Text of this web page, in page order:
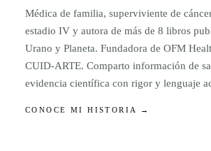
Médica de familia, superviviente de
estadio IV y autora de más de 8 libros
Urano y Planeta. Fundadora de OFM
CUID-ARTE. Comparto información de
evidencia científica con rigor y lenguaje
CONOCE MI HISTORIA →